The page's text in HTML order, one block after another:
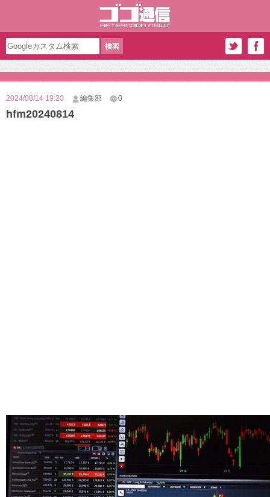
2024/08/14 19:20 編集部 0
hfm20240814